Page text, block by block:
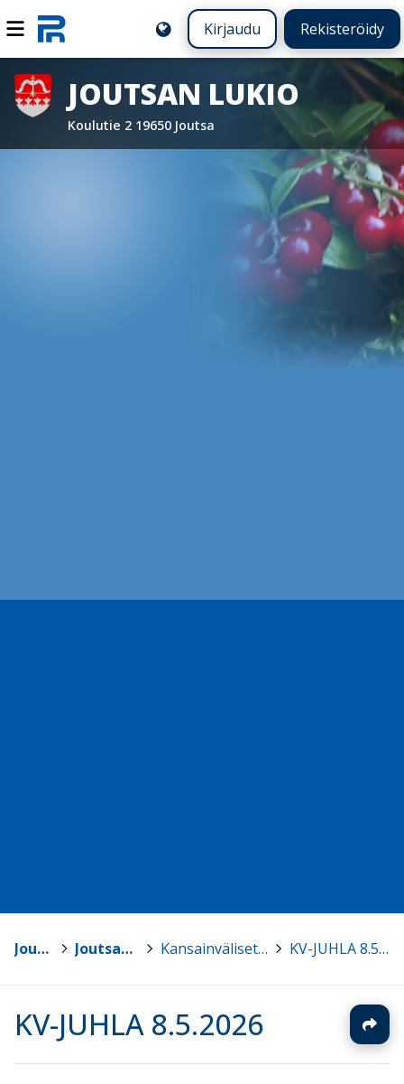
Kirjaudu Rekisteröidy
JOUTSAN LUKIO
Koulutie 2 19650 Joutsa
Joutsa Joutsan lukio > Kansainväliset projektit > KV-JUHLA 8.5.2026
KV-JUHLA 8.5.2026